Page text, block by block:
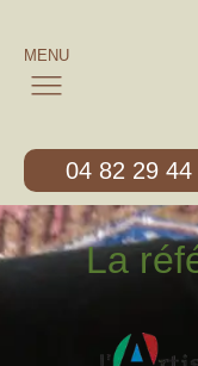
MENU
04 82 29 44
La